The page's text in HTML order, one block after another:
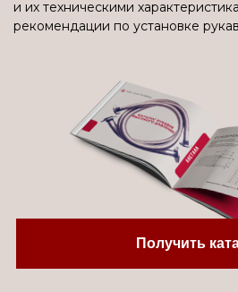
и их техническими
рекомендации по установке
Получить